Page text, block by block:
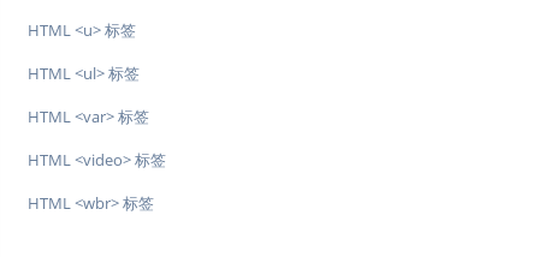
HTML <u> 标签
HTML <ul> 标签
HTML <var> 标签
HTML <video> 标签
HTML <wbr> 标签